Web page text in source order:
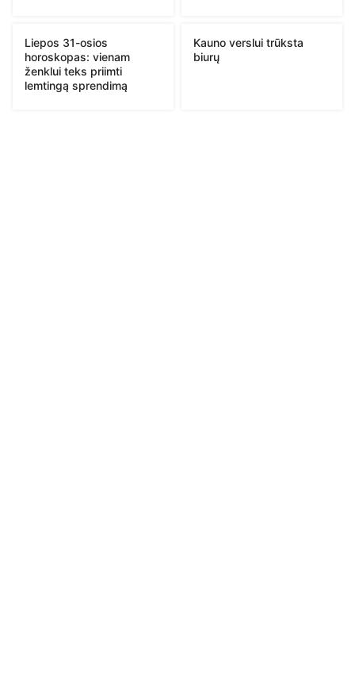
Liepos 31-osios
horoskopas: vienam
ženklui teks priimti
lemtingą sprendimą
Kauno verslui trūksta
biurų